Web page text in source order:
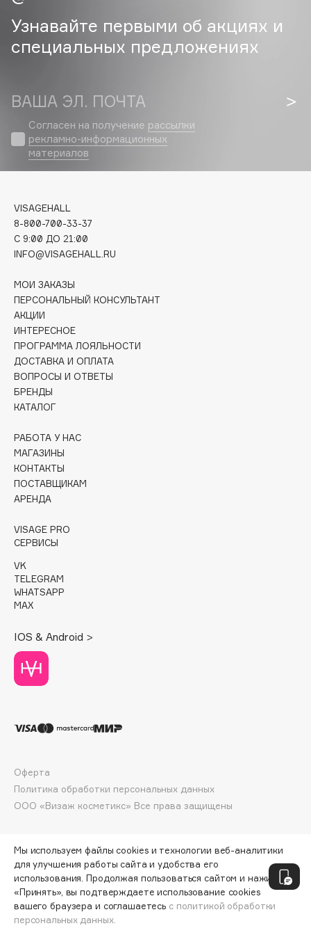
Cadence
Capelli Dorati
Carolina Herrera
Catrice
Celimax
Cettua
Clarins
Clarins Precious
Clinique
Clive Christian
Club De Nuit
Collagenina
Consly
Corimo
CosRX
Cottolina
Cunzite
Curaprox
D
d'Alba
DARLING*
Darphin
Deonica
Dessange
Dior
Dolomit
DP Daily Perfection
Dr. Vranjes Firenze
Dr.Althea
Dr.Jart+
DSD de Luxe
СООБЩИТЬ О ПОСТУПЛЕНИИ
Узнавайте первыми об акциях и
специальных предложениях
ВАША ЭЛ. ПОЧТА
Согласен на получение рассылки
рекламно-информационных
материалов
VISAGEHALL
8-800-700-33-37
C 9:00 ДО 21:00
INFO@VISAGEHALL.RU
МОИ ЗАКАЗЫ
ПЕРСОНАЛЬНЫЙ КОНСУЛЬТАНТ
АКЦИИ
ИНТЕРЕСНОЕ
ПРОГРАММА ЛОЯЛЬНОСТИ
ДОСТАВКА И ОПЛАТА
ВОПРОСЫ И ОТВЕТЫ
БРЕНДЫ
КАТАЛОГ
РАБОТА У НАС
МАГАЗИНЫ
КОНТАКТЫ
ПОСТАВЩИКАМ
АРЕНДА
VISAGE PRO
СЕРВИСЫ
VK
TELEGRAM
WHATSAPP
MAX
IOS & Android >
ООО «Визаж косметикс» Все права защищены
Оферта
Политика обработки персональных данных
Мы используем файлы cookies и технологии веб-аналитики
для улучшения работы сайта и удобства его
использования. Продолжая пользоваться сайтом и нажимая
«Принять», вы подтверждаете использование cookies
вашего браузера и соглашаетесь с политикой обработки
персональных данных.